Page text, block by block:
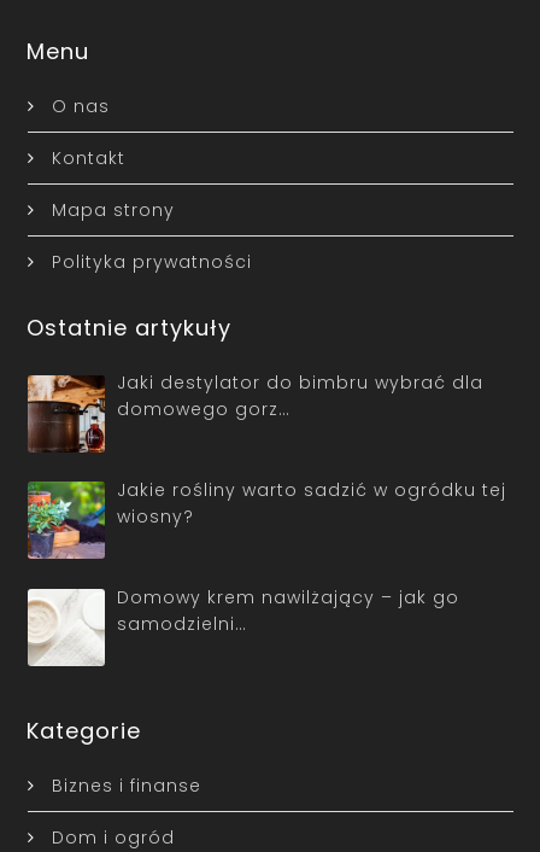
Menu
O nas
Kontakt
Mapa strony
Polityka prywatności
Ostatnie artykuły
Jaki destylator do bimbru wybrać dla
domowego gorz…
Jakie rośliny warto sadzić w ogródku tej
wiosny?
Domowy krem nawilżający – jak go
samodzielni…
Kategorie
Biznes i finanse
Dom i ogród